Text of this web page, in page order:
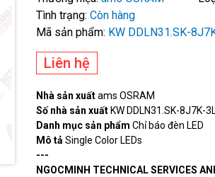
Tình trạng: Còn hàng
Mã sản phẩm: KW DDLN31.SK-
Liên hệ
Nhà sản xuấtams OSRAM
Số nhà sản xuất KW DDLN31.SK-8J7K-
Danh mục sản phẩm Chỉ báo đèn LED
Mô tả Single Color LEDs
---
NGOCMINH TECHNICAL SERVICES